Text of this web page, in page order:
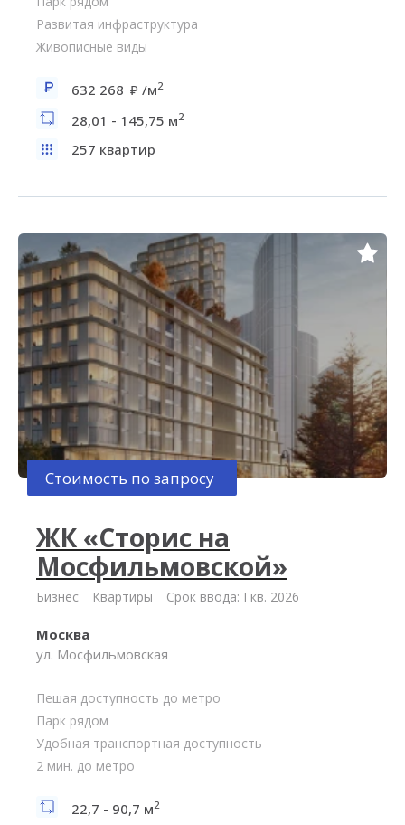
Развитая инфраструктура
Живописные виды
632 268 /м2
28,01 - 145,75 м2
257 квартир
Стоимость по запросу
ЖК «Сторис на
Мосфильмовской»
Бизнес Квартиры Срок ввода: I кв. 2026
Москва
ул. Мосфильмовская
Пешая доступность до метро
Парк рядом
Удобная транспортная доступность
2 мин. до метро
22,7 - 90,7 м2